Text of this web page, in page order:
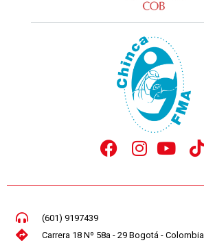
(601) 9197439
Carrera 18 Nº 58a - 29 Bogotá - Colombia